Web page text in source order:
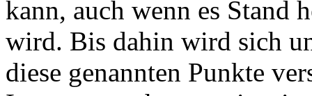
kann, auch wenn es Stand
wird. Bis dahin wird sich
diese genannten Punkte